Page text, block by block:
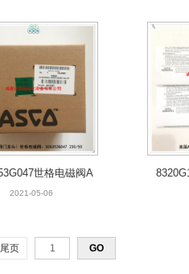
世格电磁阀A
SCO除尘阀
2021-05-06
尾页